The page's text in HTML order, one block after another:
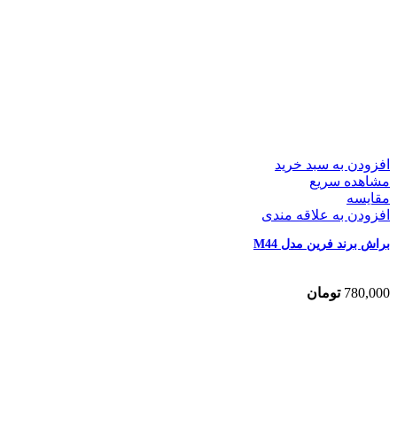
افزودن به سبد خرید
مشاهده سریع
مقایسه
افزودن به علاقه مندی
براش برند فرین مدل M44
780,000 تومان